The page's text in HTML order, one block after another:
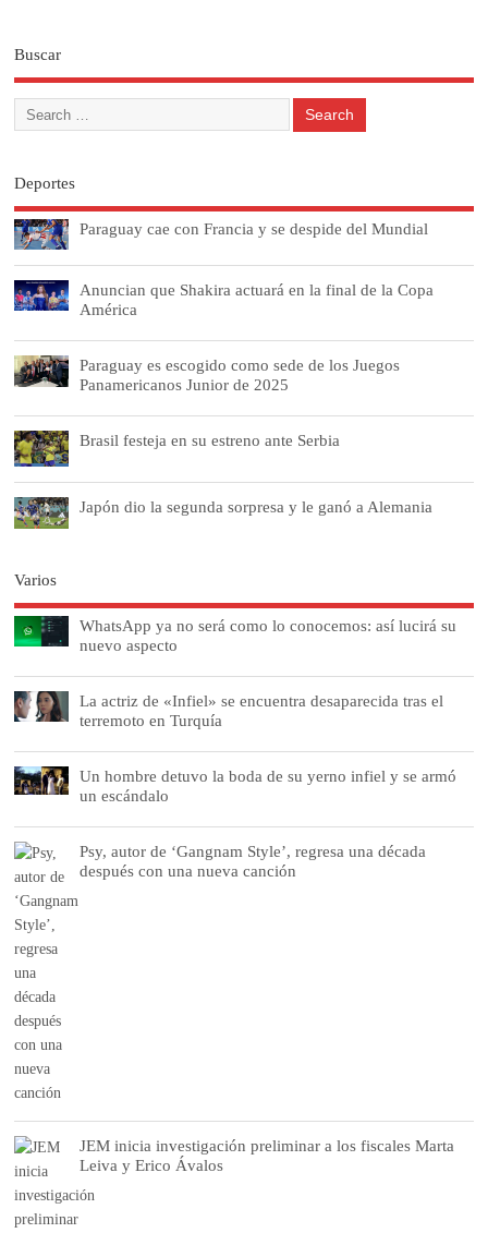
Buscar
Deportes
Paraguay cae con Francia y se despide del Mundial
Anuncian que Shakira actuará en la final de la Copa
América
Paraguay es escogido como sede de los Juegos
Panamericanos Junior de 2025
Brasil festeja en su estreno ante Serbia
Japón dio la segunda sorpresa y le ganó a Alemania
Varios
WhatsApp ya no será como lo conocemos: así lucirá su
nuevo aspecto
La actriz de «Infiel» se encuentra desaparecida tras el
terremoto en Turquía
Un hombre detuvo la boda de su yerno infiel y se armó
un escándalo
Psy, autor de ‘Gangnam Style’, regresa una década
después con una nueva canción
JEM inicia investigación preliminar a los fiscales Marta
Leiva y Erico Ávalos